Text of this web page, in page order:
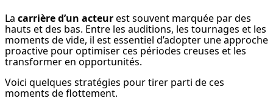
La carrière d’un acteur est souvent marquée par des
hauts et des bas. Entre les auditions, les tournages et les
moments de vide, il est essentiel d’adopter une approche
proactive pour optimiser ces périodes creuses et les
transformer en opportunités.
Voici quelques stratégies pour tirer parti de ces
moments de flottement.